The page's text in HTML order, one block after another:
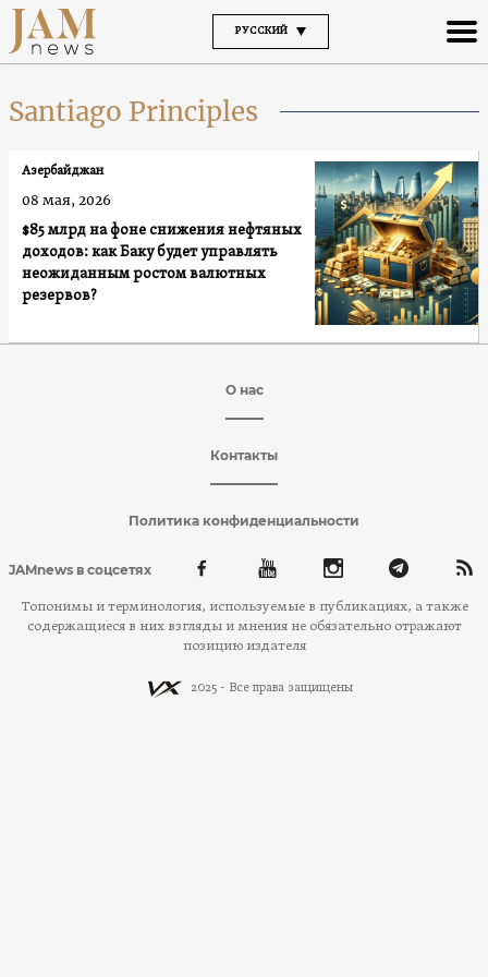
РУССКИЙ
Santiago Principles
$85 млрд на фоне снижения нефтяных
доходов: как Баку будет управлять
неожиданным ростом валютных
резервов?
Азербайджан
08 мая, 2026
О нас
Контакты
Политика конфиденциальности
JAMnews в соцсетях
Топонимы и терминология, используемые в публикациях, а также
содержащиеся в них взгляды и мнения не обязательно отражают
позицию издателя
2025 - Все права защищены